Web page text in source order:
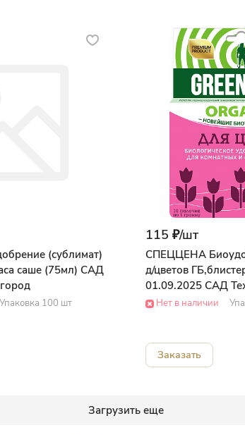
(сублимат)
саше (75мл) САД
Упаковка 100 шт
115 ₽/шт
CПЕЦЦЕНА
д/цветов
01.09.2025 САД
Нет в наличии
Заказать
Загрузить еще